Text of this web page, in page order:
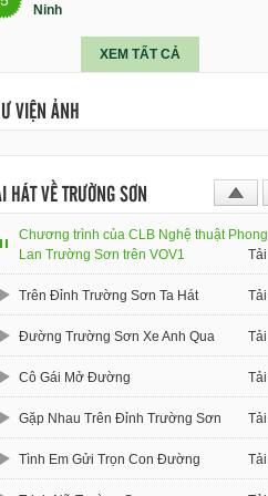
Ninh
XEM TẤT CẢ
VIỆN ẢNH
HÁT VỀ TRƯỜNG SƠN
Chương trình của CLB Nghệ thuật Phong
Lan Trường Sơn trên VOV1
Tải
Trên Đỉnh Trường Sơn Ta Hát Tải
Đường Trường Sơn Xe Anh Qua Tải
Cô Gái Mở Đường Tải
Gặp Nhau Trên Đỉnh Trường Sơn Tải
Tình Em Gửi Trọn Con Đường Tải